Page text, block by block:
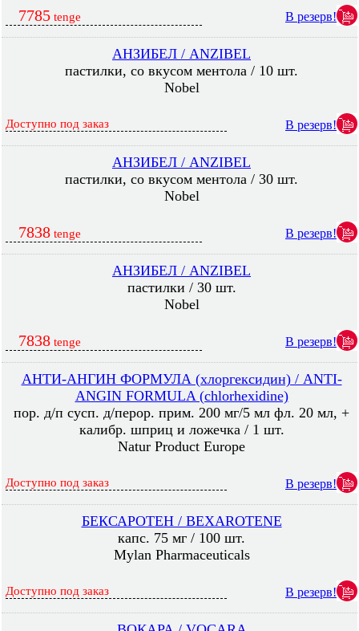
7785 tenge В резерв!
АНЗИБЕЛ / ANZIBEL
пастилки, со вкусом ментола / 10 шт.
Nobel
Доступно под заказ В резерв!
АНЗИБЕЛ / ANZIBEL
пастилки, со вкусом ментола / 30 шт.
Nobel
7838 tenge В резерв!
АНЗИБЕЛ / ANZIBEL
пастилки / 30 шт.
Nobel
7838 tenge В резерв!
АНТИ-АНГИН ФОРМУЛА (хлоргексидин) / ANTI-
ANGIN FORMULA (chlorhexidine)
пор. д/п сусп. д/перор. прим. 200 мг/5 мл фл. 20 мл, +
калибр. шприц и ложечка / 1 шт.
Natur Product Europe
Доступно под заказ В резерв!
БЕКСАРОТЕН / BEXAROTENE
капс. 75 мг / 100 шт.
Mylan Pharmaceuticals
Доступно под заказ В резерв!